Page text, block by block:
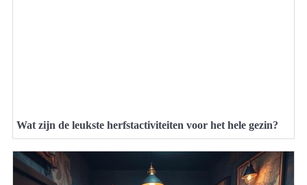
Wat zijn de leukste herfstactiviteiten voor het hele gezin?